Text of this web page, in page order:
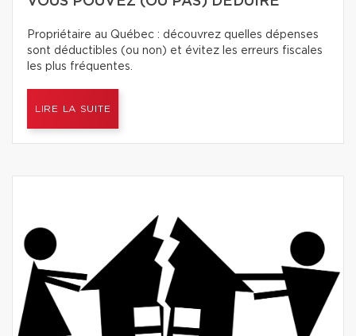
Propriétaire au Québec : découvrez quelles dépenses
sont déductibles (ou non) et évitez les erreurs fiscales
les plus fréquentes.
LIRE LA SUITE